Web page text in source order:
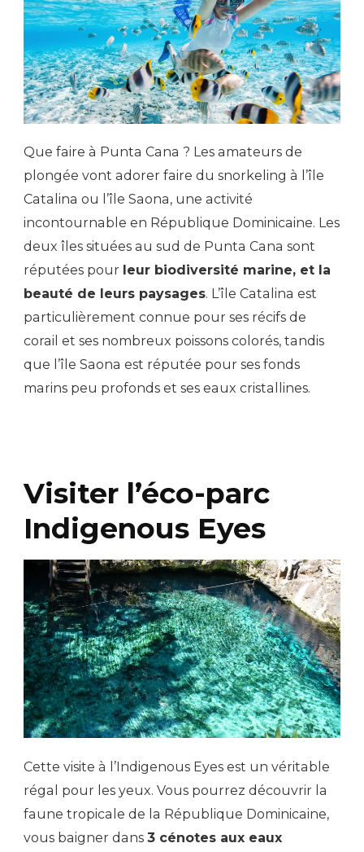
Que faire à Punta Cana ? Les amateurs de
plongée vont adorer faire du snorkeling à l’île
Catalina ou l’île Saona, une activité
incontournable en République Dominicaine. Les
deux îles situées au sud de Punta Cana sont
réputées pour leur biodiversité marine, et la
beauté de leurs paysages. L’île Catalina est
particulièrement connue pour ses récifs de
corail et ses nombreux poissons colorés, tandis
que l’île Saona est réputée pour ses fonds
marins peu profonds et ses eaux cristallines.
Visiter l’éco-parc
Indigenous Eyes
Cette visite à l’Indigenous Eyes est un véritable
régal pour les yeux. Vous pourrez découvrir la
faune tropicale de la République Dominicaine,
vous baigner dans 3 cénotes aux eaux